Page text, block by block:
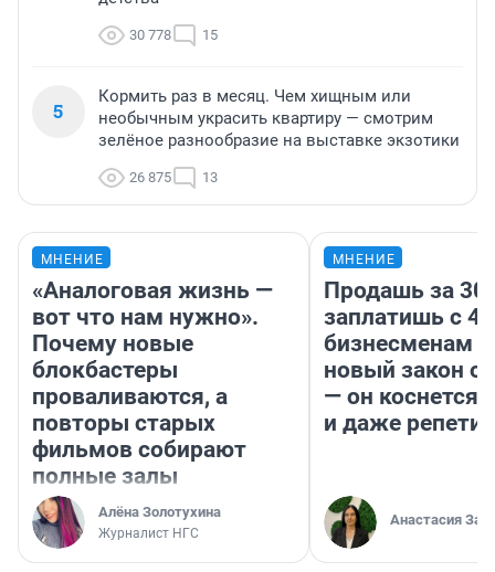
30 778 15
5
Кормить раз в месяц. Чем хищным или
необычным украсить квартиру — смотрим
зелёное разнообразие на выставке экзотики
26 875 13
МНЕНИЕ
«Аналоговая жизнь —
вот что нам нужно».
Почему новые
блокбастеры
проваливаются, а
повторы старых
фильмов собирают
полные залы
Алёна Золотухина
Журналист НГС
МНЕНИЕ
Продашь за
заплатишь с
бизнесменам
новый закон о
— он коснется
и даже
Анастасия